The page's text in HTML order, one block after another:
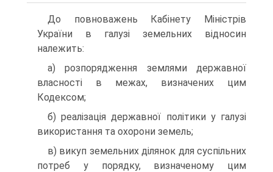
До повноважень Кабінету Міністрів
України в галузі земельних відносин
належить:
а) розпорядження землями державної
власності в межах, визначених цим
Кодексом;
б) реалізація державної політики у галузі
використання та охорони земель;
в) викуп земельних ділянок для суспільних
потреб у порядку, визначеному цим